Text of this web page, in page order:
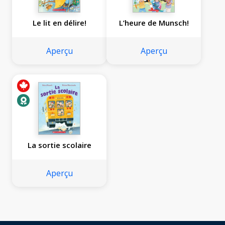
Le lit en délire!
Aperçu
L’heure de Munsch!
Aperçu
La sortie scolaire
Aperçu